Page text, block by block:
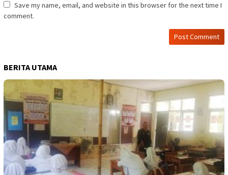
Save my name, email, and website in this browser for the next time I
comment.
BERITA UTAMA